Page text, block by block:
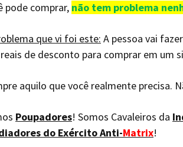
pode comprar, não tem problema
que vi foi este: A pessoa vai
de desconto para comprar em um
aquilo que você realmente precisa.
Poupadores! Somos Cavaleiros da
do Exército Anti-Matrix!